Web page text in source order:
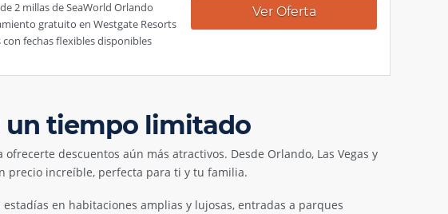
2 millas de SeaWorld Orlando
gratuito en Westgate Resorts
con fechas flexibles disponibles
Ver Oferta
un tiempo limitado
descuentos aún más atractivos. Desde Orlando, Las Vegas y
precio increíble, perfecta para ti y tu familia.
en habitaciones amplias y lujosas, entradas a parques